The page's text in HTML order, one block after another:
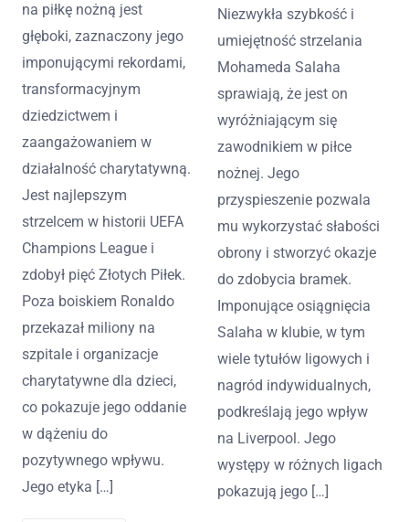
na piłkę nożną jest
głęboki, zaznaczony jego
imponującymi rekordami,
transformacyjnym
dziedzictwem i
zaangażowaniem w
działalność charytatywną.
Jest najlepszym
strzelcem w historii UEFA
Champions League i
zdobył pięć Złotych Piłek.
Poza boiskiem Ronaldo
przekazał miliony na
szpitale i organizacje
charytatywne dla dzieci,
co pokazuje jego oddanie
w dążeniu do
pozytywnego wpływu.
Jego etyka […]
Niezwykła szybkość i
umiejętność strzelania
Mohameda Salaha
sprawiają, że jest on
wyróżniającym się
zawodnikiem w piłce
nożnej. Jego
przyspieszenie pozwala
mu wykorzystać słabości
obrony i stworzyć okazje
do zdobycia bramek.
Imponujące osiągnięcia
Salaha w klubie, w tym
wiele tytułów ligowych i
nagród indywidualnych,
podkreślają jego wpływ
na Liverpool. Jego
występy w różnych ligach
pokazują jego […]